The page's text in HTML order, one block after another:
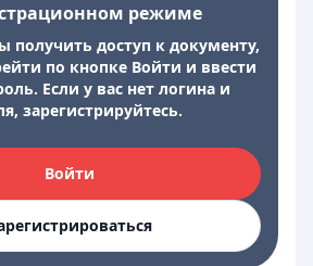
режиме
получить доступ к документу,
по кнопке Войти и ввести
Если у вас нет логина и
зарегистрируйтесь.
Войти